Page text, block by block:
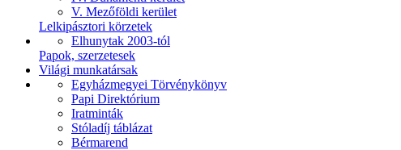
V. Mezőföldi kerület
Lelkipásztori körzetek
Elhunytak 2003-tól
Papok, szerzetesek
Világi munkatársak
Egyházmegyei Törvénykönyv
Papi Direktórium
Iratminták
Stóladíj táblázat
Bérmarend